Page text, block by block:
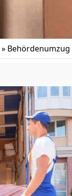
» Behördenumzug